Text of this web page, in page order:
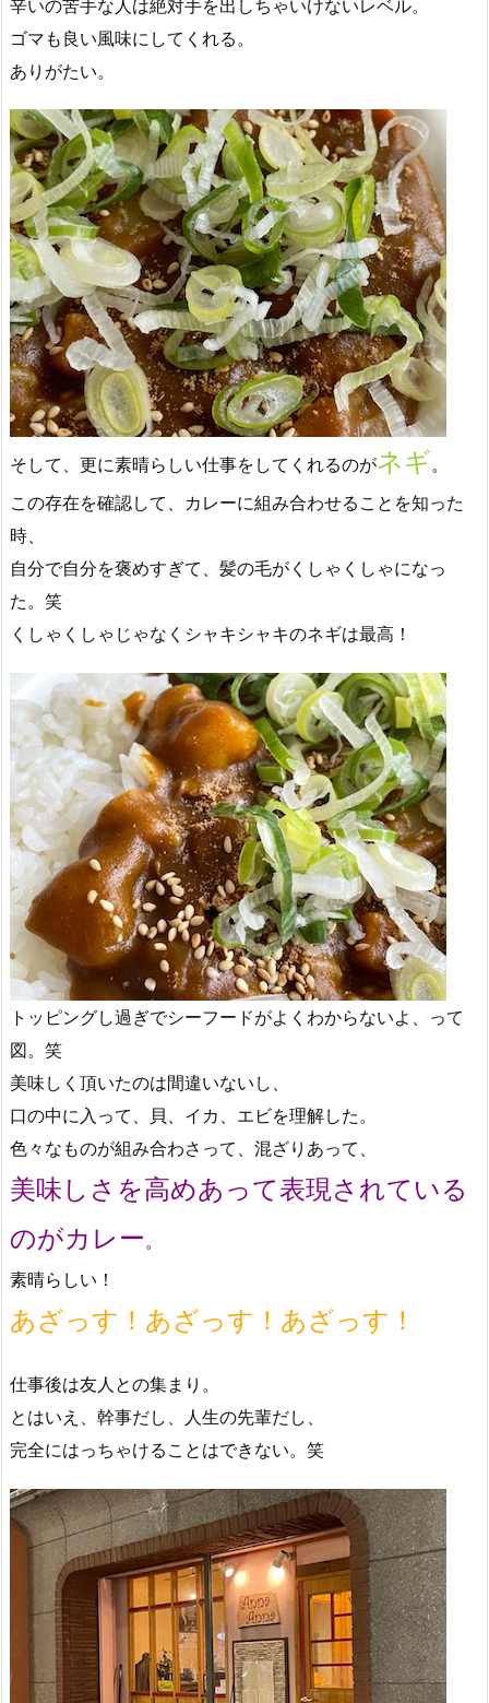
辛いの苦手な人は絶対手を出しちゃいけないレベル。
ゴマも良い風味にしてくれる。
ありがたい。
そして、更に素晴らしい仕事をしてくれるのがネギ。
この存在を確認して、カレーに組み合わせることを知った
時、
自分で自分を褒めすぎて、髪の毛がくしゃくしゃになっ
た。笑
くしゃくしゃじゃなくシャキシャキのネギは最高！
トッピングし過ぎでシーフードがよくわからないよ、って
図。笑
美味しく頂いたのは間違いないし、
口の中に入って、貝、イカ、エビを理解した。
色々なものが組み合わさって、混ざりあって、
美味しさを高めあって表現されている
のがカレー。
素晴らしい！
あざっす！あざっす！あざっす！
仕事後は友人との集まり。
とはいえ、幹事だし、人生の先輩だし、
完全にはっちゃけることはできない。笑